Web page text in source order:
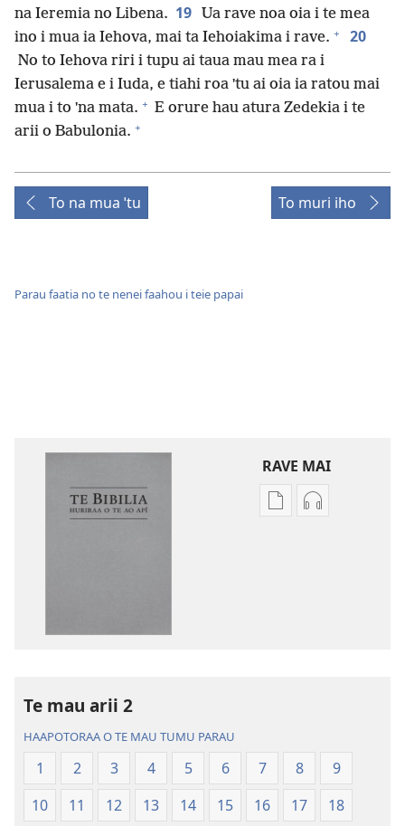
na Ieremia no Libena. 19
Ua rave noa oia i te mea
ino i mua ia Iehova, mai ta Iehoiakima i rave. + 20
No to Iehova riri i tupu ai taua mau mea ra i
Ierusalema e i Iuda, e tiahi roa ˈtu ai oia ia ratou mai
mua i to ˈna mata. + E orure hau atura Zedekia i te
arii o Babulonia. +
To na mua ˈtu To muri iho
Parau faatia no te nenei faahou i teie papai
RAVE MAI
No
o
ao
apî
No
Te
Bibilia,
Huriraa
Te mau arii 2
HAAPOTORAA O TE MAU TUMU PARAU
1 2 3 4 5 6 7 8
9
10
11 12 13 14 15 16 17
18